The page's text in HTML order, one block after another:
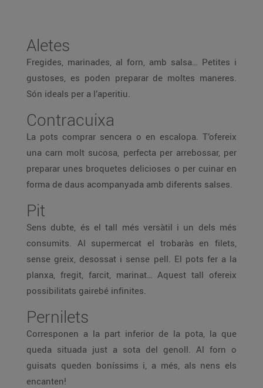
Aletes
Fregides, marinades, al forn, amb salsa… Petites i
gustoses, es poden preparar de moltes maneres.
Són ideals per a l’aperitiu.
Contracuixa
La pots comprar sencera o en escalopa. T’ofereix
una carn molt sucosa, perfecta per arrebossar, per
preparar unes broquetes delicioses o per cuinar en
forma de daus acompanyada amb diferents salses.
Pit
Sens dubte, és el tall més versàtil i un dels més
consumits. Al supermercat el trobaràs en filets,
sense greix, desossat i sense pell. El pots fer a la
planxa, fregit, farcit, marinat… Aquest tall ofereix
possibilitats gairebé infinites.
Pernilets
Corresponen a la part inferior de la pota, la que
queda situada just a sota del genoll. Al forn o
guisats queden boníssims i, a més, als nens els
encanten!